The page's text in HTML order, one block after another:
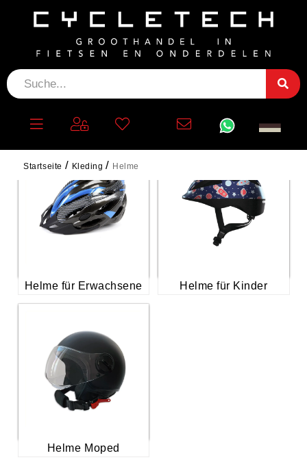
Startseite Kleding Helme
HELME
Helme für Erwachsene Helme für Kinder
Helme Moped